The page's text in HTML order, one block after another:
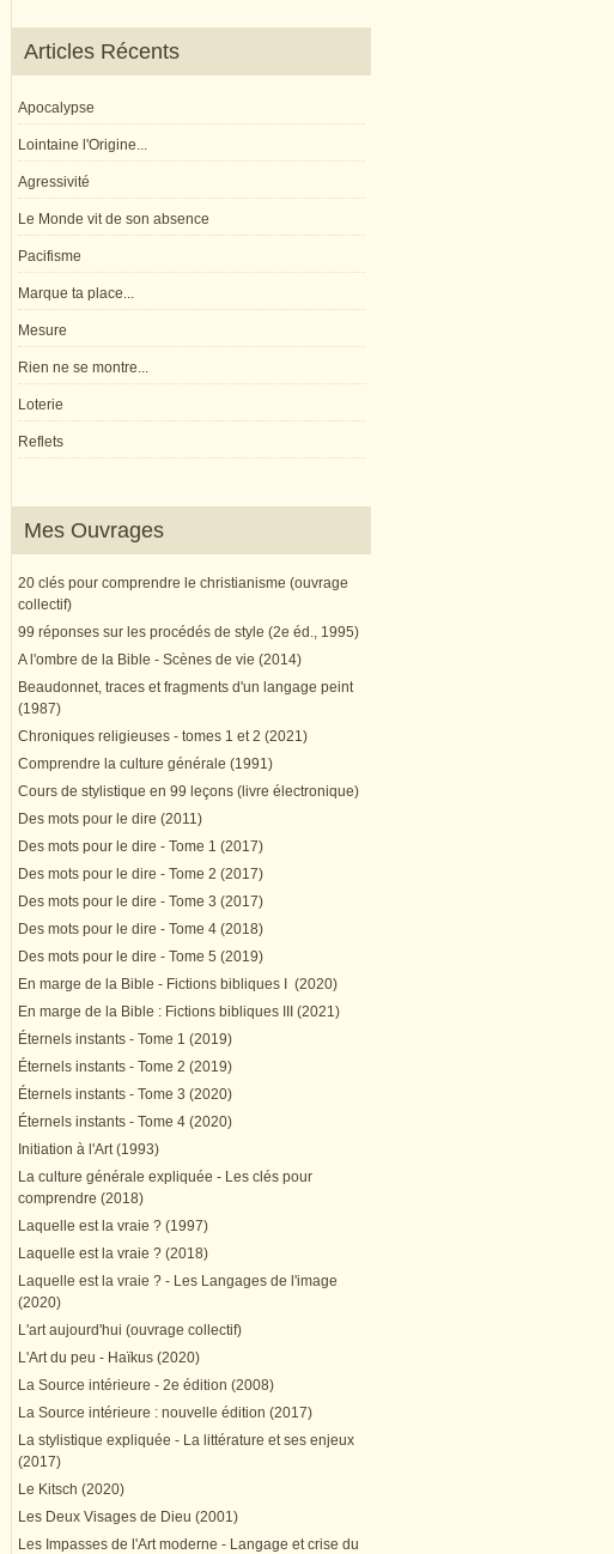
Articles Récents
Apocalypse
Lointaine l'Origine...
Agressivité
Le Monde vit de son absence
Pacifisme
Marque ta place...
Mesure
Rien ne se montre...
Loterie
Reflets
Mes Ouvrages
20 clés pour comprendre le christianisme (ouvrage
collectif)
99 réponses sur les procédés de style (2e éd., 1995)
A l'ombre de la Bible - Scènes de vie (2014)
Beaudonnet, traces et fragments d'un langage peint
(1987)
Chroniques religieuses - tomes 1 et 2 (2021)
Comprendre la culture générale (1991)
Cours de stylistique en 99 leçons (livre électronique)
Des mots pour le dire (2011)
Des mots pour le dire - Tome 1 (2017)
Des mots pour le dire - Tome 2 (2017)
Des mots pour le dire - Tome 3 (2017)
Des mots pour le dire - Tome 4 (2018)
Des mots pour le dire - Tome 5 (2019)
En marge de la Bible - Fictions bibliques I (2020)
En marge de la Bible : Fictions bibliques III (2021)
Éternels instants - Tome 1 (2019)
Éternels instants - Tome 2 (2019)
Éternels instants - Tome 3 (2020)
Éternels instants - Tome 4 (2020)
Initiation à l'Art (1993)
La culture générale expliquée - Les clés pour
comprendre (2018)
Laquelle est la vraie ? (1997)
Laquelle est la vraie ? (2018)
Laquelle est la vraie ? - Les Langages de l'image
(2020)
L'art aujourd'hui (ouvrage collectif)
L'Art du peu - Haïkus (2020)
La Source intérieure - 2e édition (2008)
La Source intérieure : nouvelle édition (2017)
La stylistique expliquée - La littérature et ses enjeux
(2017)
Le Kitsch (2020)
Les Deux Visages de Dieu (2001)
Les Impasses de l'Art moderne - Langage et crise du